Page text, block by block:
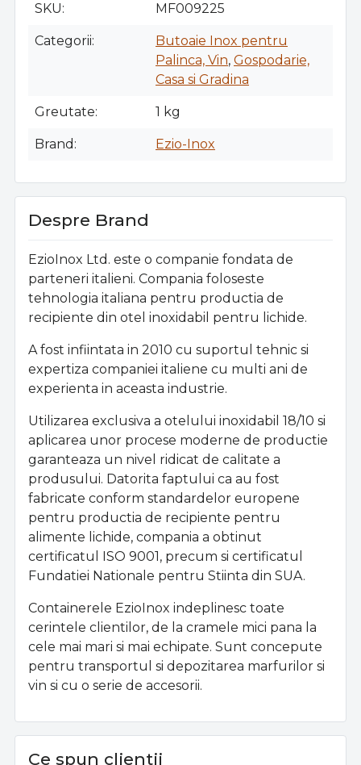
SKU MF009225
Categorii
Butoaie Inox pentru
Palinca, Vin, Gospodarie,
Casa si Gradina
Greutate 1 kg
Brand Ezio-Inox
Despre Brand
EzioInox Ltd. este o companie fondata de
parteneri italieni. Compania foloseste
tehnologia italiana pentru productia de
recipiente din otel inoxidabil pentru lichide.
A fost infiintata in 2010 cu suportul tehnic si
expertiza companiei italiene cu multi ani de
experienta in aceasta industrie.
Utilizarea exclusiva a otelului inoxidabil 18/10 si
aplicarea unor procese moderne de productie
garanteaza un nivel ridicat de calitate a
produsului. Datorita faptului ca au fost
fabricate conform standardelor europene
pentru productia de recipiente pentru
alimente lichide, compania a obtinut
certificatul ISO 9001, precum si certificatul
Fundatiei Nationale pentru Stiinta din SUA.
Containerele EzioInox indeplinesc toate
cerintele clientilor, de la cramele mici pana la
cele mai mari si mai echipate. Sunt concepute
pentru transportul si depozitarea marfurilor si
vin si cu o serie de accesorii.
Ce spun clientii